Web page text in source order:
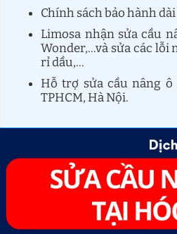
Chính sách bảo hành
Limosa nhận sửa cầu
Wonder,…và sửa các lỗi
rỉ dầu,…
Hỗ trợ sửa cầu nâng
TPHCM, Hà Nội.